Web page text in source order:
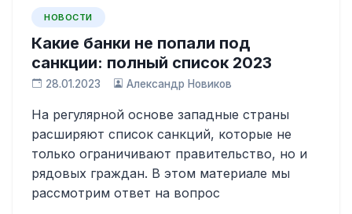
НОВОСТИ
Какие банки не попали под
санкции: полный список 2023
28.01.2023 Александр Новиков
На регулярной основе западные страны
расширяют список санкций, которые не
только ограничивают правительство, но и
рядовых граждан. В этом материале мы
рассмотрим ответ на вопрос